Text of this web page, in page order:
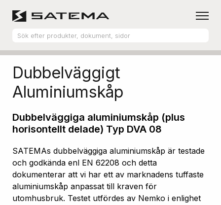
Produktsortiment Aluminiumskåp
Dubbelväggigt
Aluminiumskåp
Dubbelväggiga aluminiumskåp (plus
horisontellt delade) Typ DVA 08
SATEMAs dubbelväggiga aluminiumskåp är testade
och godkända enl EN 62208 och detta
dokumenterar att vi har ett av marknadens tuffaste
aluminiumskåp anpassat till kraven för
utomhusbruk. Testet utfördes av Nemko i enlighet